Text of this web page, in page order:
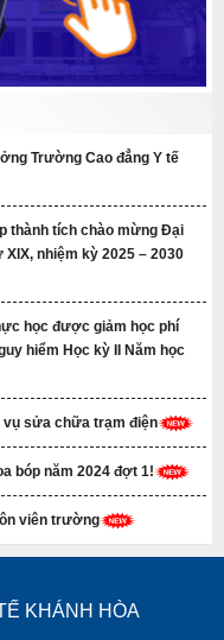
Trường Cao đẳng Y tế
thành tích chào mừng Đại
nhiệm kỳ 2025 – 2030
học được giảm học phí
hiểm Học kỳ II Năm học
vụ sửa chữa trạm điện
bóp năm 2024 đợt 1!
viên trường
KHÁNH HÒA